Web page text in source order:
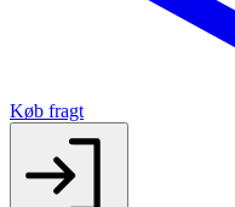
Køb fragt